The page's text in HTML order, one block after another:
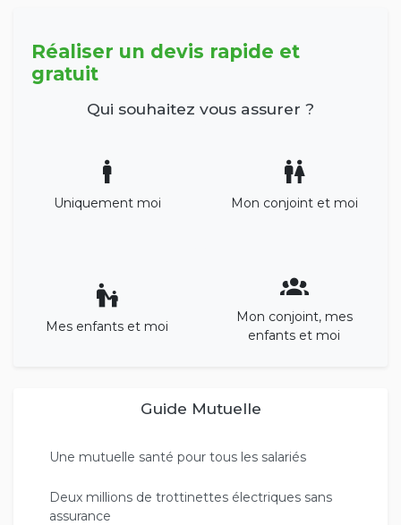
Réaliser un devis rapide et
gratuit
Qui souhaitez vous assurer ?
Uniquement moi Mon conjoint et moi
Mes enfants et moi
Mon conjoint, mes
enfants et moi
Guide Mutuelle
Une mutuelle santé pour tous les salariés
Deux millions de trottinettes électriques sans
assurance